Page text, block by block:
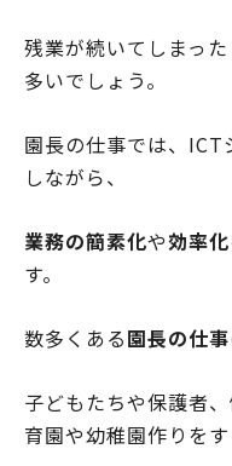
残業が続いてしまっ
多いでしょう。
園長の仕事では、
しながら、
業務の簡素化や効率化
す。
数多くある園長の仕事
子どもたちや保護者
育園や幼稚園作りをす